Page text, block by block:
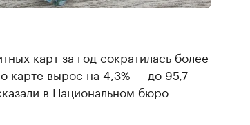
карт за год сократилась более
карте вырос на 4,3% — до 95,7
в Национальном бюро